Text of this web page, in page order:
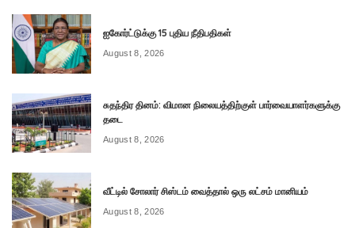
ஐகோர்ட்டுக்கு 15 புதிய நீதிபதிகள்
August 8, 2026
சுதந்திர தினம்: விமான நிலையத்திற்குள் பார்வையாளர்களுக்கு
தடை
August 8, 2026
வீட்டில் சோலார் சிஸ்டம் வைத்தால் ஒரு லட்சம் மானியம்
August 8, 2026